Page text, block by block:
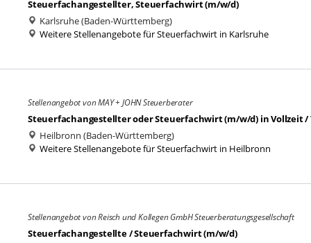
Steuerfachangestellter, Steuerfachwirt (m/w/d)
Karlsruhe (Baden-Württemberg)
Weitere Stellenangebote für Steuerfachwirt in Karlsruhe
Stellenangebot von MAY + JOHN Steuerberater
Steuerfachangestellter oder Steuerfachwirt (m/w/d) in Vollzeit
Heilbronn (Baden-Württemberg)
Weitere Stellenangebote für Steuerfachwirt in Heilbronn
Stellenangebot von Reisch und Kollegen GmbH Steuerberatungsgesellschaft
Steuerfachangestellte / Steuerfachwirt (m/w/d)